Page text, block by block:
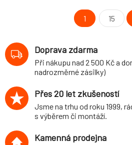
1 15
Doprava zdarma
Při nákupu nad 2 500 Kč a
nadrozměrné zásilky)
Přes 20 let zkušeností
Jsme na trhu od roku 1999,
s výběrem či montáží.
Kamenná prodejna